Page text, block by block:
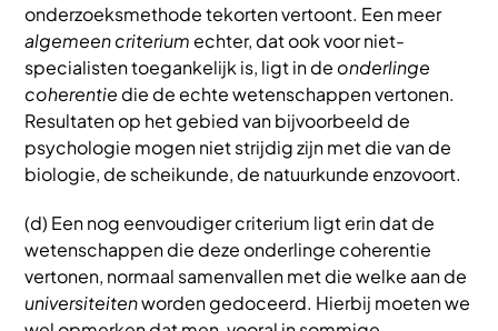
onderzoeksmethode tekorten vertoont. Een meer
algemeen criteriumechter, dat ook voor niet-
specialisten toegankelijk is, ligt in de onderlinge
coherentie die de echte wetenschappen vertonen.
Resultaten op het gebied van bijvoorbeeld de
psychologie mogen niet strijdig zijn met die van de
biologie, de scheikunde, de natuurkunde enzovoort.
(d) Een nog eenvoudiger criterium ligt erin dat de
wetenschappen die deze onderlinge coherentie
vertonen, normaal samenvallen met die welke aan de
universiteitenworden gedoceerd. Hierbij moeten we